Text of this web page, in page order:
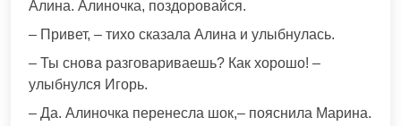
Алина. Алиночка, поздоровайся.
– Привет, – тихо сказала Алина и улыбнулась.
– Ты снова разговариваешь? Как хорошо! –
улыбнулся Игорь.
– Да. Алиночка перенесла шок,– пояснила Марина.